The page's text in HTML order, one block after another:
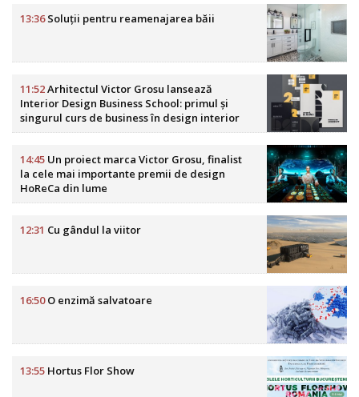
13:36Soluții pentru reamenajarea băii
11:52Arhitectul Victor Grosu lansează
Interior Design Business School: primul și
singurul curs de business în design interior
din România
14:45 Un proiect marca Victor Grosu, finalist
la cele mai importante premii de design
HoReCa din lume
12:31 Cu gândul la viitor
16:50O enzimă salvatoare
13:55 Hortus Flor Show